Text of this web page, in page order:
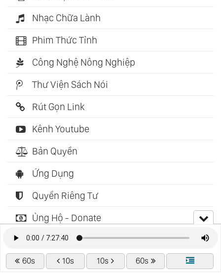
60s 10s 10s 60s
Nhạc Chữa Lành
Phim Thức Tỉnh
Công Nghệ Nông Nghiệp
Thư Viện Sách Nói
Rút Gọn Link
Kênh Youtube
Bản Quyền
Ứng Dụng
Quyền Riêng Tư
Ủng Hộ - Donate
Bình Luận Mới
Tiền Đạo Số 1 - Blue Lock